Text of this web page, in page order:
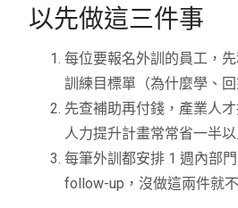
以先做這三件事
每位要報名外訓的員工，
訓練目標單（為什麼學、
先查補助再付錢，產業人
人力提升計畫常常省一半以
每筆外訓都安排 1 週內部
follow-up，沒做這兩件就